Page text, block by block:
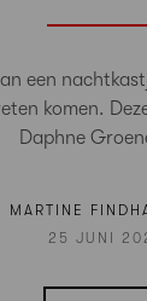
een
komen.
Daphne
MARTINE
25 JUNI